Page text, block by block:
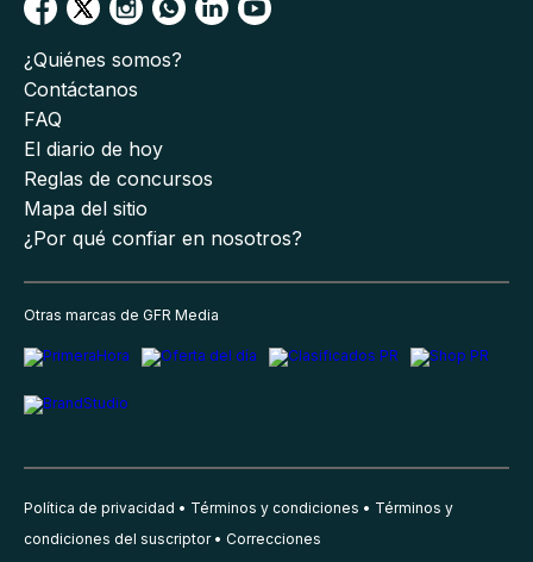
¿Quiénes somos?
Contáctanos
FAQ
El diario de hoy
Reglas de concursos
Mapa del sitio
¿Por qué confiar en nosotros?
Otras marcas de GFR Media
Política de privacidad Términos y condiciones
Términos y
condiciones del suscriptor
Correcciones